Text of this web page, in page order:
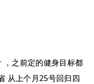
，之前定的健身目标都
从上个月25号回归四